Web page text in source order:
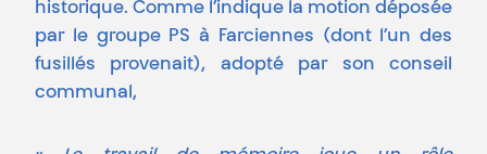
historique. Comme l’indique la motion déposée
par le groupe PS à Farciennes (dont l’un des
fusillés provenait), adopté par son conseil
communal,